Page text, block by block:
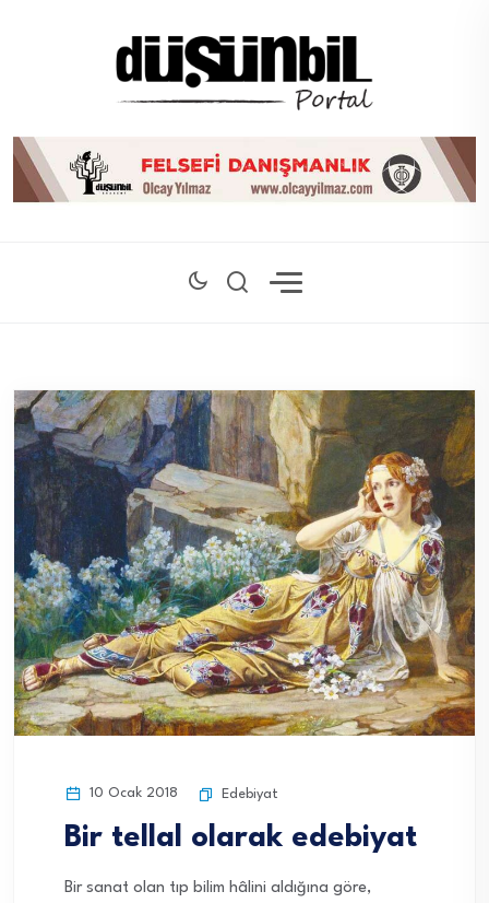
10 Ocak 2018 Edebiyat
Bir tellal olarak edebiyat
Bir sanat olan tıp bilim hâlini aldığına göre,